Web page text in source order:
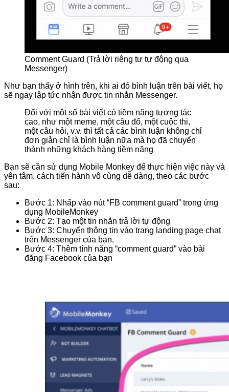
Comment Guard (Trả lời riêng tư tự động qua
Messenger)
Như bạn thấy ở hình trên, khi ai đó bình luận trên bài viết, họ
sẽ ngay lập tức nhận được tin nhắn Messenger.
Đối với một số bài viết có tiềm năng tương tác
cao, như một meme, một câu đố, một cuộc thi,
một câu hỏi, v.v. thì tất cả các bình luận không chỉ
đơn giản chỉ là bình luận nữa mà họ đã chuyển
thành những khách hàng tiềm năng
Bạn sẽ cần sử dụng Mobile Monkey để thực hiện việc này và
yên tâm, cách tiến hành vô cùng dễ dàng, theo các bước
sau:
Bước 1: Nhấp vào nút “FB comment guard” trong ứng
dụng MobileMonkey
Bước 2: Tạo một tin nhắn trả lời tự động
Bước 3: Chuyển thông tin vào trang landing page chat
trên Messenger của bạn.
Bước 4: Thêm tính năng “comment guard” vào bài
đăng Facebook của bạn